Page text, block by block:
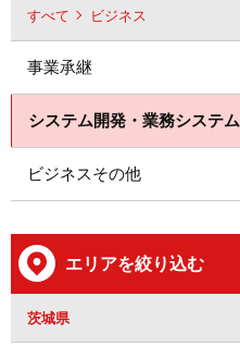
すべて ビジネス
事業承継
システム開発・業務システム
ビジネスその他
エリアを絞り込む
茨城県